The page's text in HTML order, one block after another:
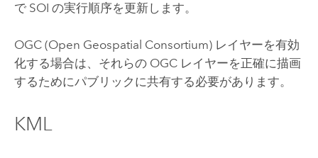
で SOI の実行順序を更新します。
OGC (Open Geospatial Consortium) レイヤーを有効
化する場合は、それらの OGC レイヤーを正確に描画
するためにパブリックに共有する必要があります。
KML